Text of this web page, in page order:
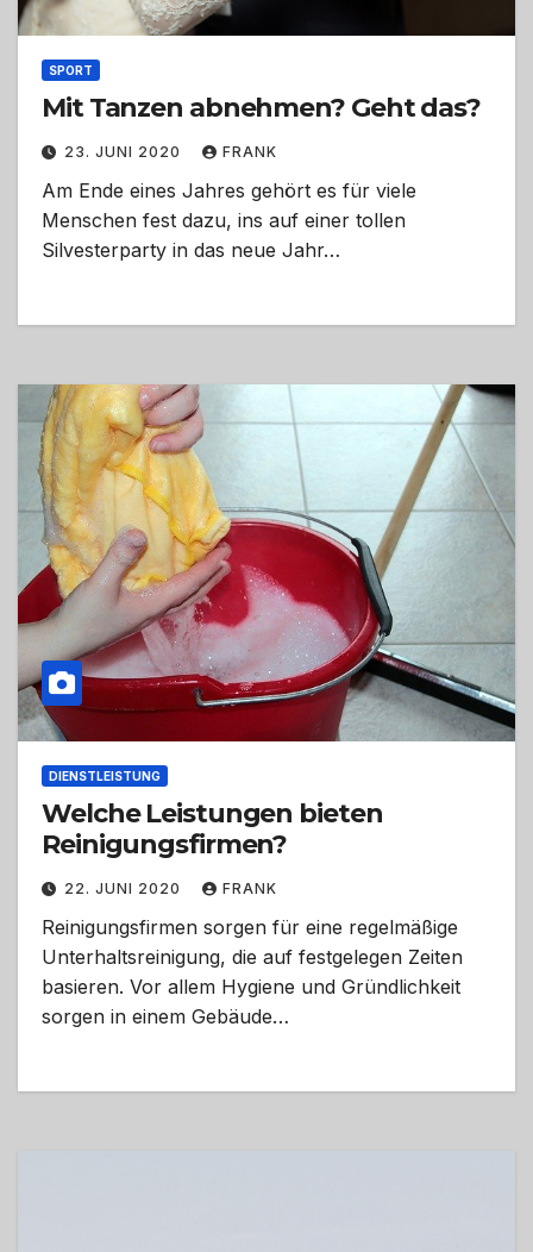
SPORT
Mit Tanzen abnehmen? Geht das?
23. JUNI 2020 FRANK
Am Ende eines Jahres gehört es für viele
Menschen fest dazu, ins auf einer tollen
Silvesterparty in das neue Jahr…
DIENSTLEISTUNG
Welche Leistungen bieten
Reinigungsfirmen?
22. JUNI 2020 FRANK
Reinigungsfirmen sorgen für eine regelmäßige
Unterhaltsreinigung, die auf festgelegen Zeiten
basieren. Vor allem Hygiene und Gründlichkeit
sorgen in einem Gebäude…